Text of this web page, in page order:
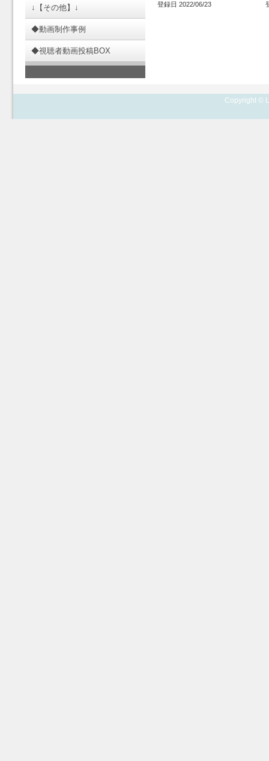
↓【その他】↓
◆動画制作事例
◆視聴者動画投稿BOX
登録日 2022/06/23
Copyright ©